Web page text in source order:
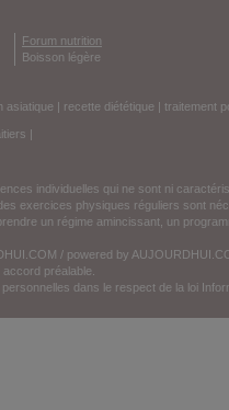
Forum nutrition
Boisson légère
asiatique | recette diététique | traitement
|
individuelles qui ne sont ni
exercices physiques réguliers sont
un régime amincissant, un
/ powered by
préalable.
dans le respect de la loi